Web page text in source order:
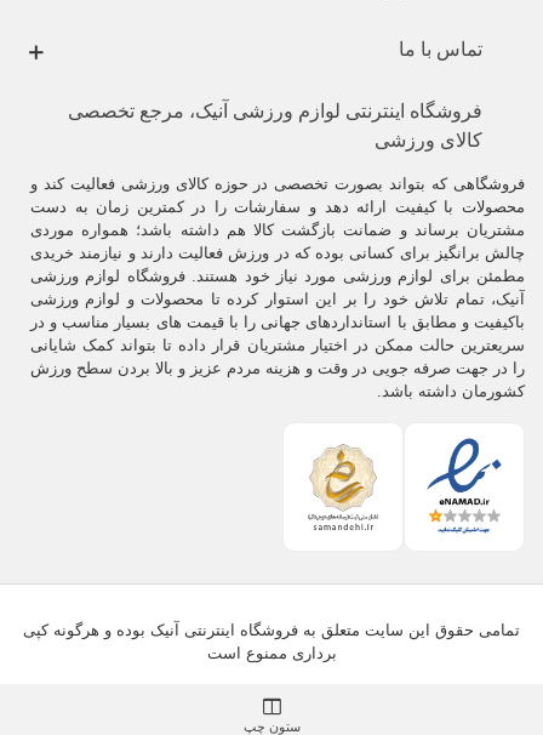
تماس با ما
فروشگاه اینترنتی لوازم ورزشی آنیک، مرجع تخصصی
کالای ورزشی
فروشگاهی که بتواند بصورت تخصصی در حوزه کالای ورزشی فعالیت کند و
محصولات با کیفیت ارائه دهد و سفارشات را در کمترین زمان به دست
مشتریان برساند و ضمانت بازگشت کالا هم داشته باشد؛ همواره موردی
چالش برانگیز برای کسانی بوده که در ورزش فعالیت دارند و نیازمند خریدی
مطمئن برای لوازم ورزشی مورد نیاز خود هستند. فروشگاه لوازم ورزشی
آنیک، تمام تلاش خود را بر این استوار کرده تا محصولات و لوازم ورزشی
باکیفیت و مطابق با استانداردهای جهانی را با قیمت های بسیار مناسب و در
سریعترین حالت ممکن در اختیار مشتریان قرار داده تا بتواند کمک شایانی
را در جهت صرفه جویی در وقت و هزینه مردم عزیز و بالا بردن سطح ورزش
کشورمان داشته باشد.
تمامی حقوق این سایت متعلق به فروشگاه اینترنتی آنیک بوده و هرگونه کپی
برداری ممنوع است
ستون چپ